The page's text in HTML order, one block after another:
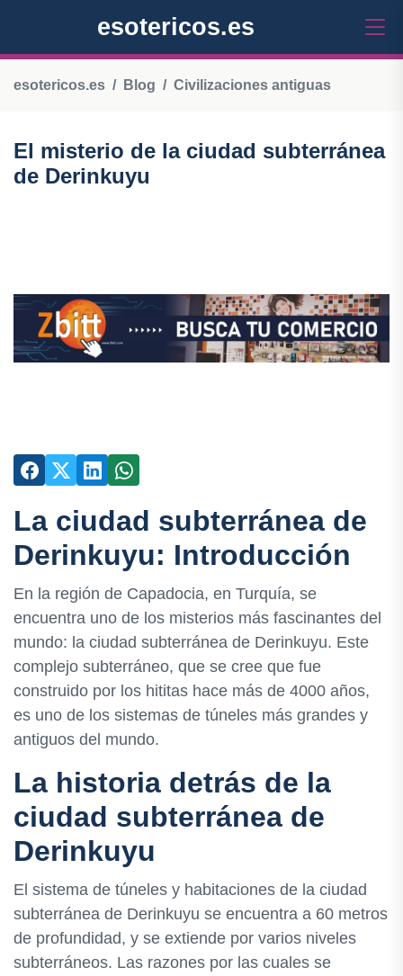
esotericos.es
esotericos.es Blog Civilizaciones antiguas
El misterio de la ciudad subterránea
de Derinkuyu
La ciudad subterránea de
Derinkuyu: Introducción
En la región de Capadocia, en Turquía, se
encuentra uno de los misterios más fascinantes del
mundo: la ciudad subterránea de Derinkuyu. Este
complejo subterráneo, que se cree que fue
construido por los hititas hace más de 4000 años,
es uno de los sistemas de túneles más grandes y
antiguos del mundo.
La historia detrás de la
ciudad subterránea de
Derinkuyu
El sistema de túneles y habitaciones de la ciudad
subterránea de Derinkuyu se encuentra a 60 metros
de profundidad, y se extiende por varios niveles
subterráneos. Las razones por las cuales se